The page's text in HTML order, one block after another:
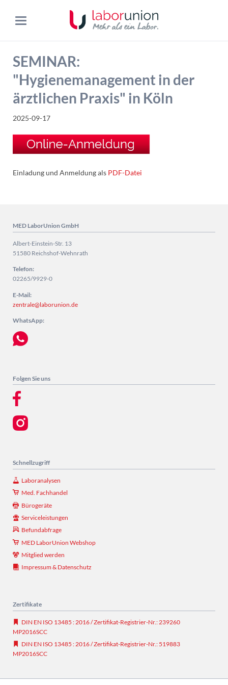
SEMINAR:
"Hygienemanagement in der
ärztlichen Praxis" in Köln
2025-09-17
Einladung und Anmeldung als PDF-Datei
MED LaborUnion GmbH
Albert-Einstein-Str. 13
51580 Reichshof-Wehnrath
Telefon:
02265/9929-0
E-Mail:
zentrale@laborunion.de
WhatsApp:
Folgen Sie uns
Schnellzugriff
Laboranalysen
Med. Fachhandel
Bürogeräte
Serviceleistungen
Befundabfrage
MED LaborUnion Webshop
Mitglied werden
Impressum & Datenschutz
Zertifikate
DIN EN ISO 13485 : 2016 / Zertifikat-Registrier-Nr.: 239260
MP2016SCC
DIN EN ISO 13485 : 2016 / Zertifikat-Registrier-Nr.: 519883
MP2016SCC